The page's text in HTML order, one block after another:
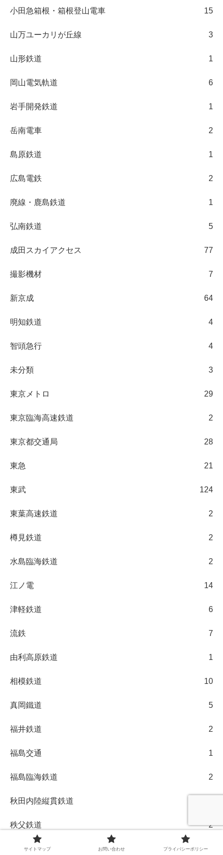
小田急箱根・箱根登山電車 15
山万ユーカリが丘線 3
山形鉄道 1
岡山電気軌道 6
岩手開発鉄道 1
岳南電車 2
島原鉄道 1
広島電鉄 2
廃線・鹿島鉄道 1
弘南鉄道 5
成田スカイアクセス 77
撮影機材 7
新京成 64
明知鉄道 4
智頭急行 4
未分類 3
東京メトロ 29
東京臨海高速鉄道 2
東京都交通局 28
東急 21
東武 124
東葉高速鉄道 2
樽見鉄道 2
水島臨海鉄道 2
江ノ電 14
津軽鉄道 6
流鉄 7
由利高原鉄道 1
相模鉄道 10
真岡鐵道 5
福井鉄道 2
福島交通 1
福島臨海鉄道 2
秋田内陸縦貫鉄道
秩父鉄道 2
紀州鉄道
サイトマップ お問い合わせ プライバシーポリシー